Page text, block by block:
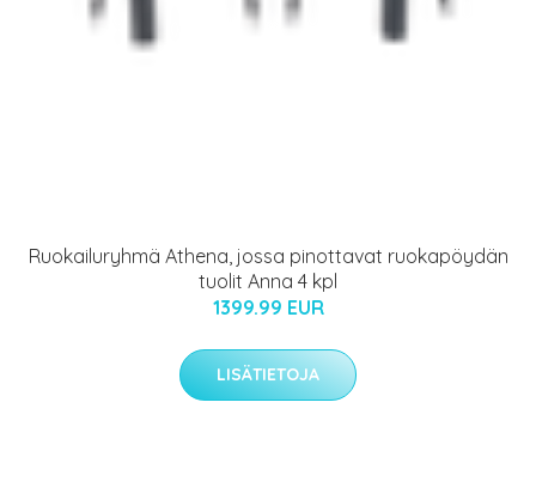
Ruokailuryhmä Athena, jossa pinottavat ruokapöydän
tuolit Anna 4 kpl
1399.99 EUR
LISÄTIETOJA